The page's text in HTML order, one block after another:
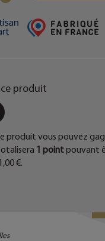
produit
produit vous pouvez
1 pointpouvant
€.